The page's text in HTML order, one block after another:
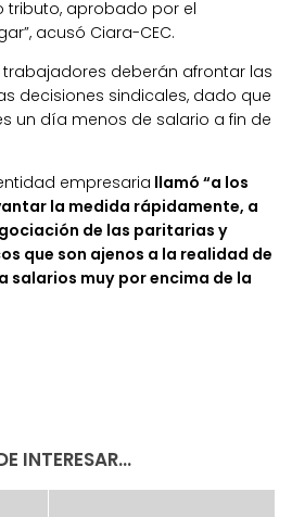
aprobado por el
acusó Ciara-CEC.
deberán afrontar las
decisiones sindicales, dado que
un día menos de salario a fin de
empresaria llamó “a los
la medida rápidamente, a
de las paritarias y
que son ajenos a la realidad de
salarios muy por encima de la
INTERESAR...